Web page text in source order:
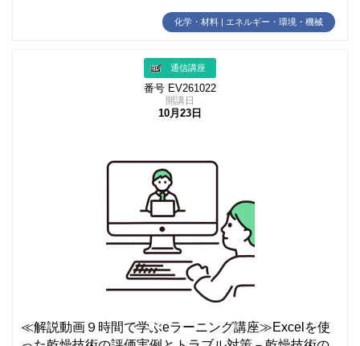
化学・材料 | エネルギー・環境・機械
通信講座
番号 EV261022
開講日
10月23日
≪解説動画９時間で学ぶeラーニング講座≫Excelを使